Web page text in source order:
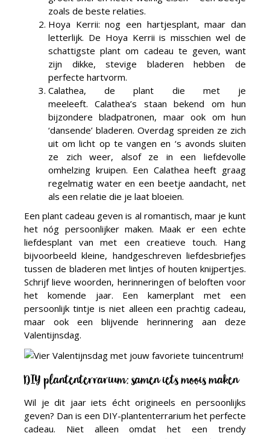
zoals de beste relaties.
Hoya Kerrii: nog een hartjesplant, maar dan
letterlijk. De Hoya Kerrii is misschien wel de
schattigste plant om cadeau te geven, want
zijn dikke, stevige bladeren hebben de
perfecte hartvorm.
Calathea, de plant die met je
meeleeft. Calathea’s staan bekend om hun
bijzondere bladpatronen, maar ook om hun
‘dansende’ bladeren. Overdag spreiden ze zich
uit om licht op te vangen en ‘s avonds sluiten
ze zich weer, alsof ze in een liefdevolle
omhelzing kruipen. Een Calathea heeft graag
regelmatig water en een beetje aandacht, net
als een relatie die je laat bloeien.
Een plant cadeau geven is al romantisch, maar je kunt
het nóg persoonlijker maken. Maak er een echte
liefdesplant van met een creatieve touch. Hang
bijvoorbeeld kleine, handgeschreven liefdesbriefjes
tussen de bladeren met lintjes of houten knijpertjes.
Schrijf lieve woorden, herinneringen of beloften voor
het komende jaar. Een kamerplant met een
persoonlijk tintje is niet alleen een prachtig cadeau,
maar ook een blijvende herinnering aan deze
Valentijnsdag.
DIY plantenterrarium: samen iets moois maken
Wil je dit jaar iets écht origineels en persoonlijks
geven? Dan is een DIY-plantenterrarium het perfecte
cadeau. Niet alleen omdat het een trendy